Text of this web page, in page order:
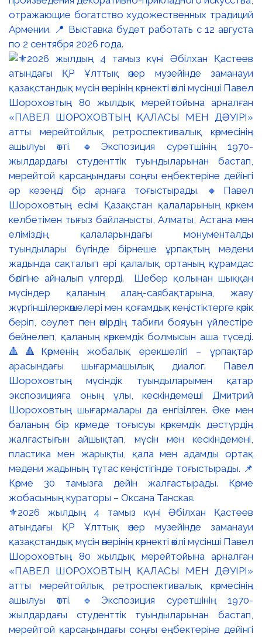
отражающие богатство художественных традиций
Армении. 📍 Выставка будет работать с 12 августа
по 2 сентября 2026 года.
⚜️2026 жылдың 4 тамыз күні Әбілхан Қастеев
атындағы ҚР Ұлттық өнер музейінде заманауи
қазақстандық мүсін өнерінің көрнекті өкілі мүсінші Павел
Шороховтың 80 жылдық мерейтойына арналған
«ПАВЕЛ ШОРОХОВТЫҢ ҚАЛАСЫ МЕН ДӘУІРІ»
атты мерейтойлық ретроспективалық көрмесінің
ашылуы өтті. 🔹Экспозиция суретшінің 1970-
жылдардағы студенттік туындыларынан бастап,
мерейтой қарсаңындағы соңғы еңбектеріне дейінгі